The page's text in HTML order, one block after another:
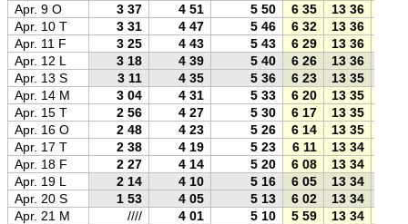
Apr. 9 O
3 37 4 51 5 50 6 35 13 36
Apr. 10 T
3 31 4 47 5 46 6 32 13 36
Apr. 11 F
3 25 4 43 5 43 6 29 13 36
Apr. 12 L
3 18 4 39 5 40 6 26 13 36
Apr. 13 S
3 11 4 35 5 36 6 23 13 35
Apr. 14 M
3 04 4 31 5 33 6 20 13 35
Apr. 15 T
2 56 4 27 5 30 6 17 13 35
Apr. 16 O
2 48 4 23 5 26 6 14 13 35
Apr. 17 T
2 38 4 19 5 23 6 11 13 34
Apr. 18 F
2 27 4 14 5 20 6 08 13 34
Apr. 19 L
2 14 4 10 5 16 6 05 13 34
Apr. 20 S
1 53 4 05 5 13 6 02 13 34
Apr. 21 M
//// 4 01 5 10 5 59 13 34